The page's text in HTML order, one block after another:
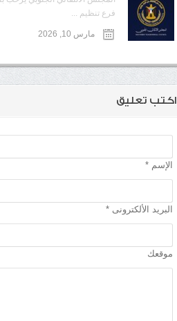
فرع تنظيم ...
مارس 10, 2026
اكتب تعليق
الإسم *
البريد الألكترونى *
موقعك